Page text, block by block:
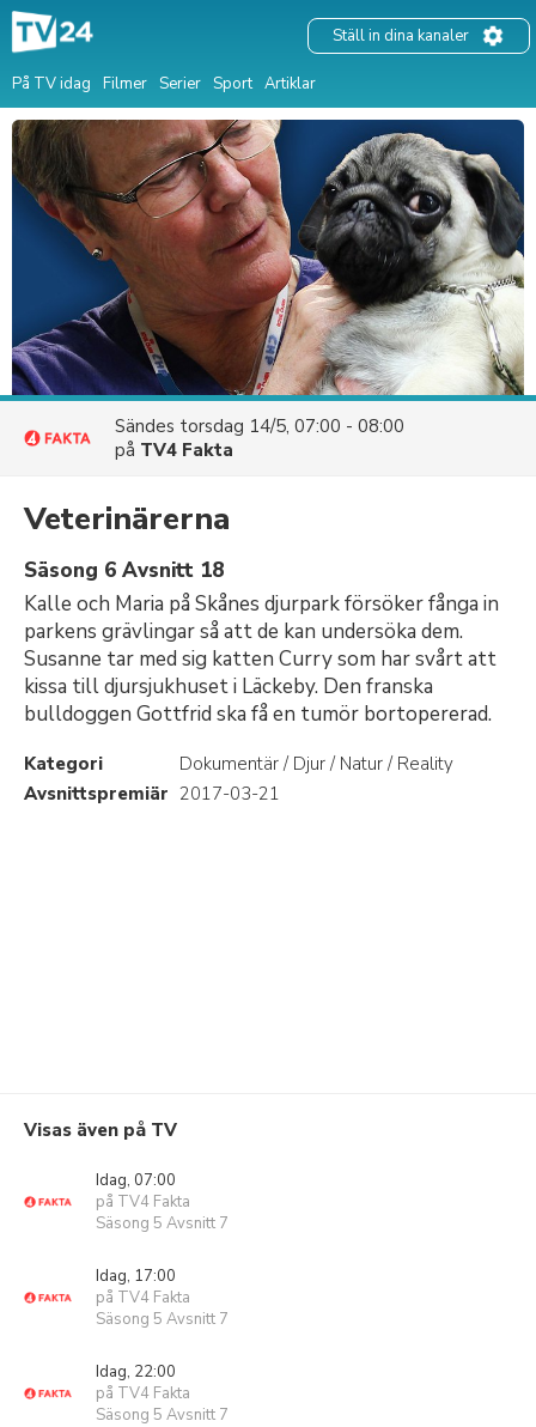
På TV idag Filmer Serier Sport Artiklar
Ställ in dina kanaler
Sändes torsdag 14/5, 07:00 - 08:00
på TV4 Fakta
Veterinärerna
Säsong 6 Avsnitt 18
Kalle och Maria på Skånes djurpark försöker fånga in
parkens grävlingar så att de kan undersöka dem.
Susanne tar med sig katten Curry som har svårt att
kissa till djursjukhuset i Läckeby. Den franska
bulldoggen Gottfrid ska få en tumör bortopererad.
Kategori
Dokumentär / Djur / Natur / Reality
Avsnittspremiär 2017-03-21
Visas även på TV
Idag, 07:00
på TV4 Fakta
Säsong 5 Avsnitt 7
Idag, 17:00
på TV4 Fakta
Säsong 5 Avsnitt 7
Idag, 22:00
på TV4 Fakta
Säsong 5 Avsnitt 7